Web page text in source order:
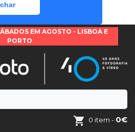
EM AGOSTO - LISBOA E
PORTO
0 item - 0€